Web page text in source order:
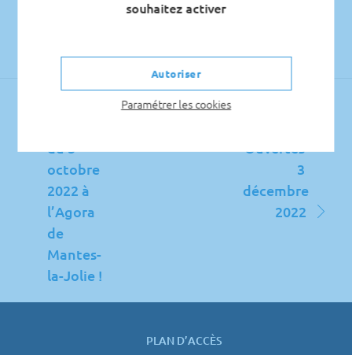
souhaitez activer
Autoriser
Paramétrer les cookies
Navigation
du 5
octobre
2022 à
l’Agora
de
Mantes-
la-Jolie !
Ouvertes
3
décembre
2022
PLAN D’ACCÈS